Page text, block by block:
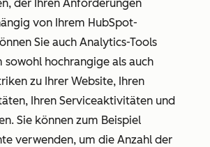
der Ihren Anforderungen
von Ihrem HubSpot-
Sie auch Analytics-Tools
sowohl hochrangige als auch
zu Ihrer Website, Ihren
Ihren Serviceaktivitäten und
Sie können zum Beispiel
verwenden, um die Anzahl der